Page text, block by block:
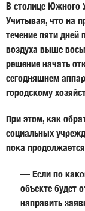
В столице Южного
Учитывая, что на
течение пяти дней
воздуха выше
решение начать
сегодняшнем
городскому
При этом, как
социальных
пока
— Если по
объекте будет
направить